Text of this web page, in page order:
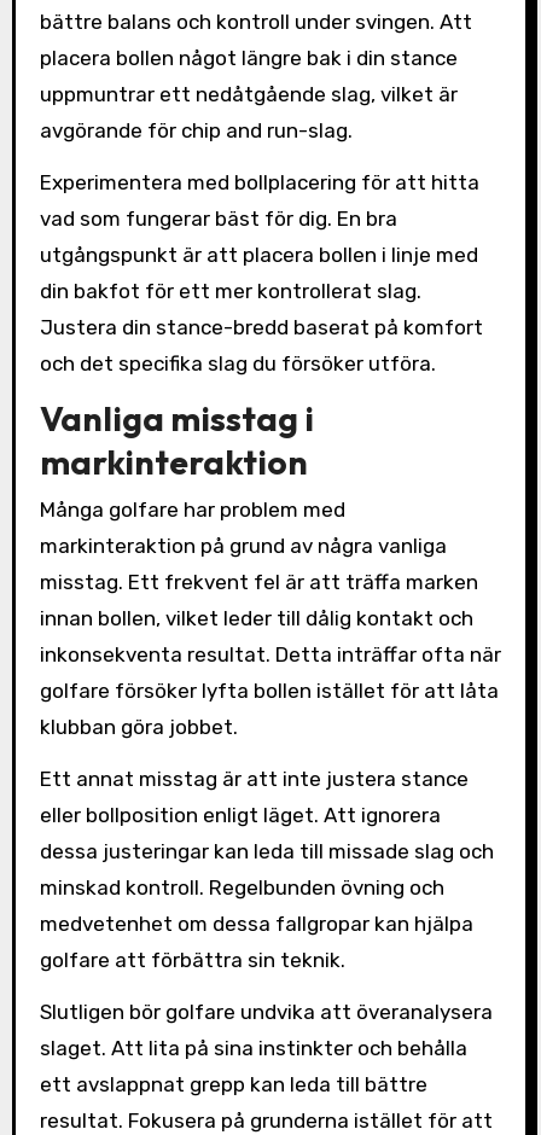
bättre balans och kontroll under svingen. Att
placera bollen något längre bak i din stance
uppmuntrar ett nedåtgående slag, vilket är
avgörande för chip and run-slag.
Experimentera med bollplacering för att hitta
vad som fungerar bäst för dig. En bra
utgångspunkt är att placera bollen i linje med
din bakfot för ett mer kontrollerat slag.
Justera din stance-bredd baserat på komfort
och det specifika slag du försöker utföra.
Vanliga misstag i
markinteraktion
Många golfare har problem med
markinteraktion på grund av några vanliga
misstag. Ett frekvent fel är att träffa marken
innan bollen, vilket leder till dålig kontakt och
inkonsekventa resultat. Detta inträffar ofta när
golfare försöker lyfta bollen istället för att låta
klubban göra jobbet.
Ett annat misstag är att inte justera stance
eller bollposition enligt läget. Att ignorera
dessa justeringar kan leda till missade slag och
minskad kontroll. Regelbunden övning och
medvetenhet om dessa fallgropar kan hjälpa
golfare att förbättra sin teknik.
Slutligen bör golfare undvika att överanalysera
slaget. Att lita på sina instinkter och behålla
ett avslappnat grepp kan leda till bättre
resultat. Fokusera på grunderna istället för att